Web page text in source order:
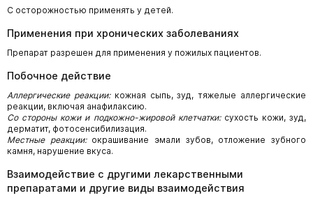
С осторожностью применять у детей.
Применения при хронических заболеваниях
Препарат разрешен для применения у пожилых пациентов.
Побочное действие
Аллергические реакции: кожная сыпь, зуд, тяжелые аллергические
реакции, включая анафилаксию.
Со стороны кожи и подкожно-жировой клетчатки: сухость кожи, зуд,
дерматит, фотосенсибилизация.
Местные реакции: окрашивание эмали зубов, отложение зубного
камня, нарушение вкуса.
Взаимодействие с другими лекарственными
препаратами и другие виды взаимодействия